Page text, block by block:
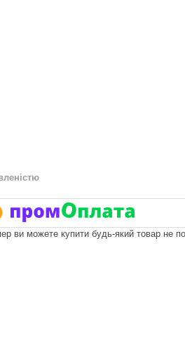
ви можете купити будь-який товар не